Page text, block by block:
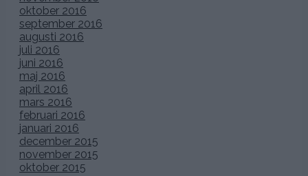
oktober 2016
september 2016
augusti 2016
juli 2016
juni 2016
maj 2016
april 2016
mars 2016
februari 2016
januari 2016
december 2015
november 2015
oktober 2015